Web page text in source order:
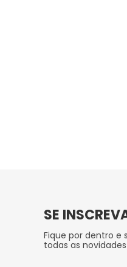
SE
Fique por dentro e
todas as